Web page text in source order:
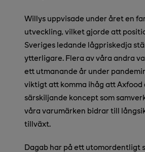
Willys uppvisade under året en
utveckling, vilket gjorde att
Sveriges ledande lågpriskedja
ytterligare. Flera av våra andra
ett utmanande år under
viktigt att komma ihåg att Axfood
särskiljande koncept som
våra varumärken bidrar till
tillväxt.
Dagab har på ett utomordentligt